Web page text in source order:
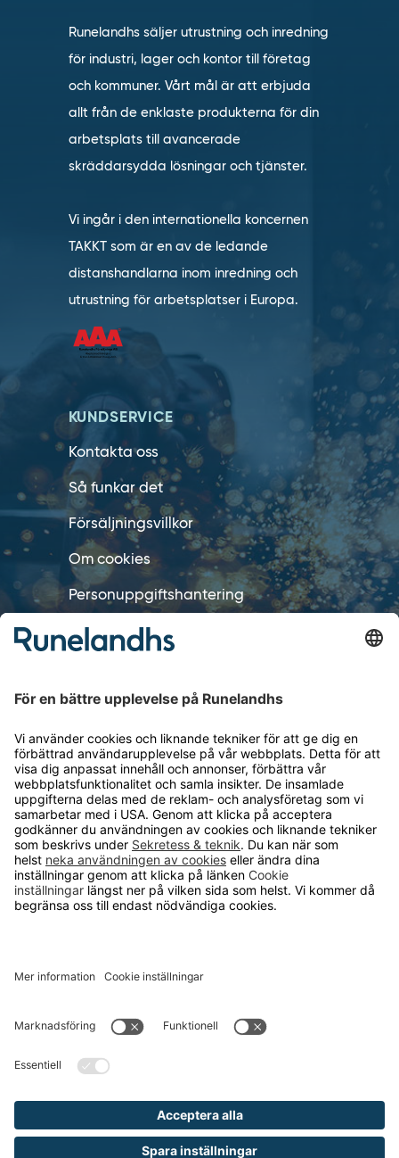
Runelandhs säljer utrustning och inredning
för industri, lager och kontor till företag
och kommuner. Vårt mål är att erbjuda
allt från de enklaste produkterna för din
arbetsplats till avancerade
skräddarsydda lösningar och tjänster.
Vi ingår i den internationella koncernen
TAKKT som är en av de ledande
distanshandlarna inom inredning och
utrustning för arbetsplatser i Europa.
KUNDSERVICE
Kontakta oss
Så funkar det
Försäljningsvillkor
Om cookies
Personuppgiftshantering
Cookie inställningar
OM RUNELANDHS
Köpvillkor
Därför ska du välja oss
Lediga jobb
Kvalitets- och miljöpolicy
Läsvärt
TELEFON
E-POST
order@runelandhs.se